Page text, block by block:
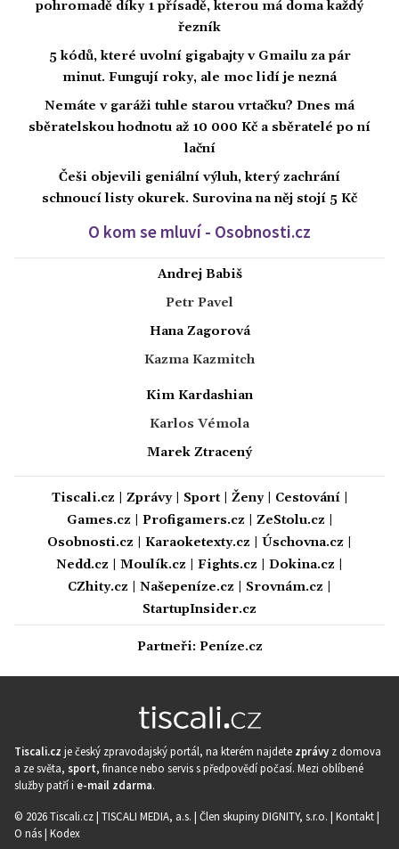
pohromadě díky 1 přísadě, kterou má doma každý
řezník
5 kódů, které uvolní gigabajty v Gmailu za pár
minut. Fungují roky, ale moc lidí je nezná
Nemáte v garáži tuhle starou vrtačku? Dnes má
sběratelskou hodnotu až 10 000 Kč a sběratelé po ní
lační
Češi objevili geniální výluh, který zachrání
schnoucí listy okurek. Surovina na něj stojí 5 Kč
O kom se mluví - Osobnosti.cz
Andrej Babiš
Petr Pavel
Hana Zagorová
Kazma Kazmitch
Kim Kardashian
Karlos Vémola
Marek Ztracený
Tiscali.cz Zprávy| Sport| Ženy| Cestování|
Games.cz
Profigamers.cz ZeStolu.cz
Osobnosti.cz
Karaoketexty.cz Úschovna.cz
Nedd.cz
Moulík.cz Fights.cz Dokina.cz
CZhity.cz
Našepeníze.cz Srovnám.cz
StartupInsider.cz
Partneři: Peníze.cz
Tiscali.cz je český zpravodajský portál, na kterém najdete zprávy z domova
a ze světa, sport, finance nebo servis s předpovědí počasí. Mezi oblíbené
služby patří i e-mail zdarma.
© 2026 Tiscali.cz | TISCALI MEDIA, a.s. | Člen skupiny DIGNITY, s.r.o. | Kontakt|
O nás| Kodex